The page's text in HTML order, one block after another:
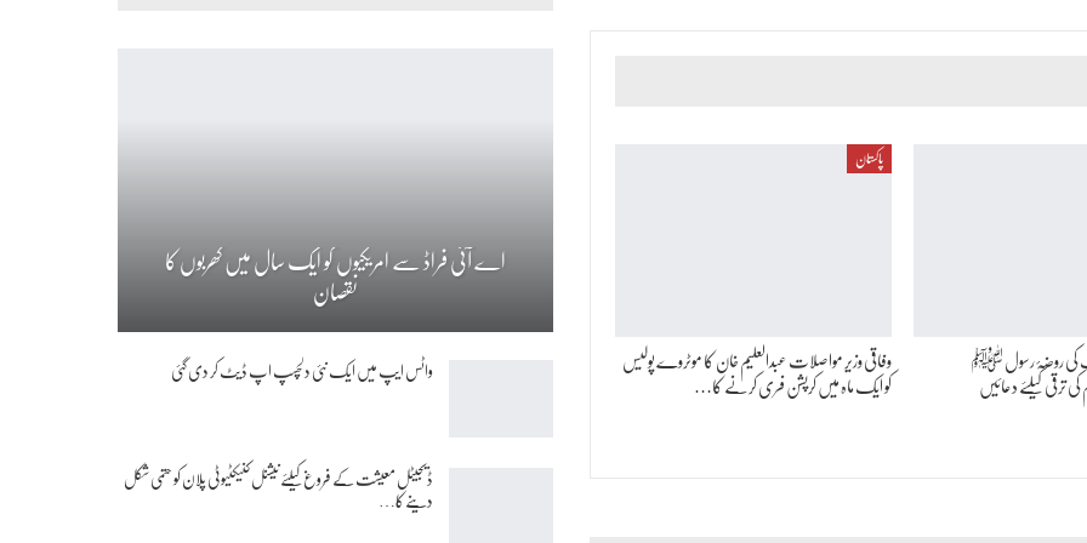
کی روضۂ رسول ﷺ
ترقی کیلئے دعائیں
پاکستان
وفاقی وزیر مواصلات عبدالعلیم خان کا موٹروے پولیس
کو ایک ماہ میں کرپشن فری کرنے کا…
اے آئی فراڈ سے امریکیوں کو ایک سال میں کھربوں کا
نقصان
واٹس ایپ میں ایک نئی دلچسپ اپ ڈیٹ کر دی گئی
ڈیجیٹل معیشت کے فروغ کیلئے نیشنل کنیکٹیوٹی پلان کو حتمی شکل
دینے کا…